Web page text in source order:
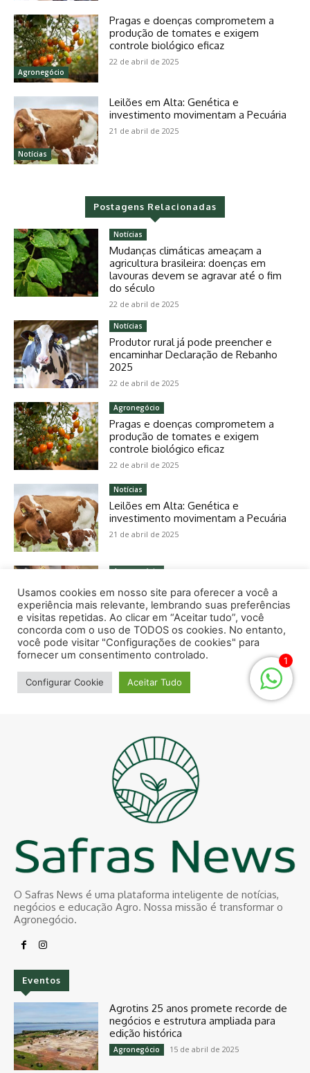
O Safras News é uma plataforma inteligente de notícias,
negócios e educação Agro. Nossa missão é transformar o
Agronegócio.
Eventos
Agrotins 25 anos promete recorde de
negócios e estrutura ampliada para
edição histórica
Agronegócio 15 de abril de 2025